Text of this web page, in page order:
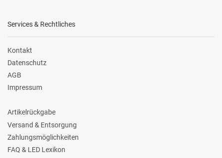
Services & Rechtliches
Kontakt
Datenschutz
AGB
Impressum
Artikelrückgabe
Versand & Entsorgung
Zahlungsmöglichkeiten
FAQ & LED Lexikon